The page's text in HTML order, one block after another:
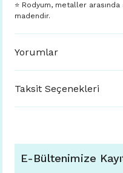
⭐️ Rodyum, metaller
madendir.
Yorumlar
Taksit Seçenekleri
E-Bültenimize